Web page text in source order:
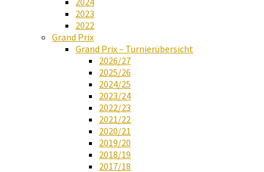
2023
2022
Grand Prix
Grand Prix – Turnierübersicht
2026/27
2025/26
2024/25
2023/24
2022/23
2021/22
2020/21
2019/20
2018/19
2017/18